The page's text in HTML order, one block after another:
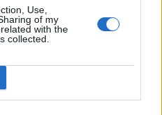
Use,
of my
with the
collected.